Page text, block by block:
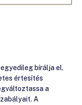
bírálja el.
értesítés
a
A